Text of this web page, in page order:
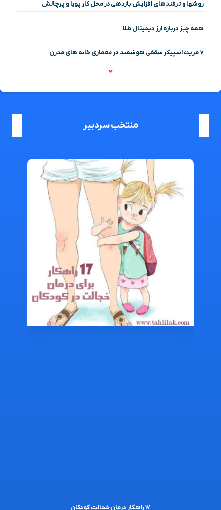
روشها و ترفندهای افزایش بازدهی در محل کار پویا و پرچالش
همه چیز درباره ارز دیجیتال طلا
۷ مزیت اسپیکر سقفی هوشمند در معماری خانه‌ های مدرن
منتخب سردبیر
۱۷ راهکار درمان خجالت کودکان